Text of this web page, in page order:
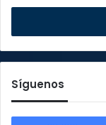
Síguenos